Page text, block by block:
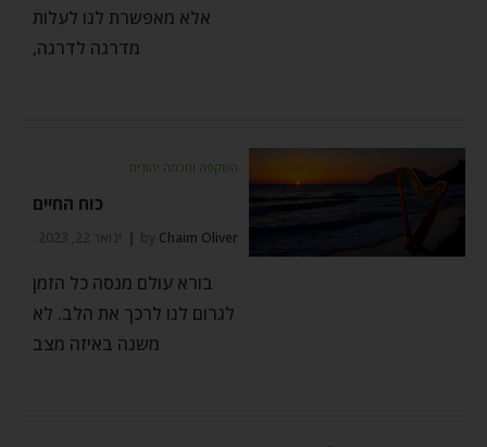
אלא מאפשרת לנו לעלות
מדרגה לדרגה,
השקפה וחכמה יהודית
כוח החיים
by Chaim Oliver ינואר 22, 2023
בורא עולם מנסה כל הזמן
לגרום לנו לרכך את הלב. לא
משנה באיזה מצב